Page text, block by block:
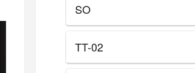
SO
TT-02